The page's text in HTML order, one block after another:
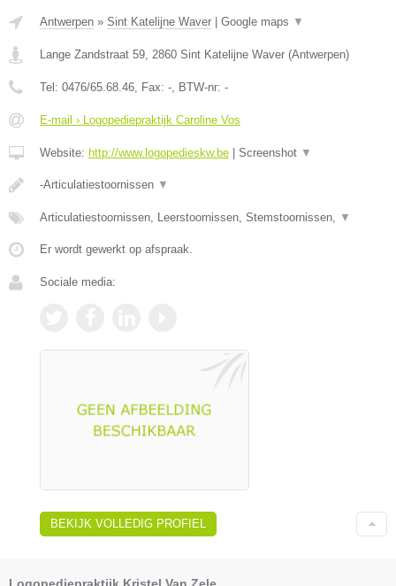
Antwerpen » Sint Katelijne Waver Google maps ▼
Lange Zandstraat 59, 2860 Sint Katelijne Waver (Antwerpen)
Tel: 0476/65.68.46, Fax: -, BTW-nr: -
E-mail › Logopediepraktijk Caroline Vos
Website: http://www.logopedieskw.be Screenshot ▼
-Articulatiestoornissen ▼
Articulatiestoornissen, Leerstoornissen, Stemstoornissen, ▼
Er wordt gewerkt op afspraak.
Sociale media:
BEKIJK VOLLEDIG PROFIEL
Logopediepraktijk Kristel Van Zele